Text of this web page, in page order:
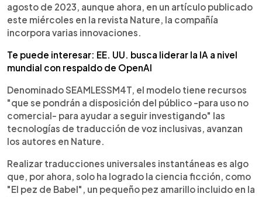
agosto de 2023, aunque ahora, en un artículo publicado
este miércoles en la revista Nature, la compañía
incorpora varias innovaciones.
Te puede interesar: EE. UU. busca liderar la IA a nivel
mundial con respaldo de OpenAI
Denominado SEAMLESSM4T, el modelo tiene recursos
"que se pondrán a disposición del público -para uso no
comercial- para ayudar a seguir investigando" las
tecnologías de traducción de voz inclusivas, avanzan
los autores en Nature.
Realizar traducciones universales instantáneas es algo
que, por ahora, solo ha logrado la ciencia ficción, como
"El pez de Babel", un pequeño pez amarillo incluido en la